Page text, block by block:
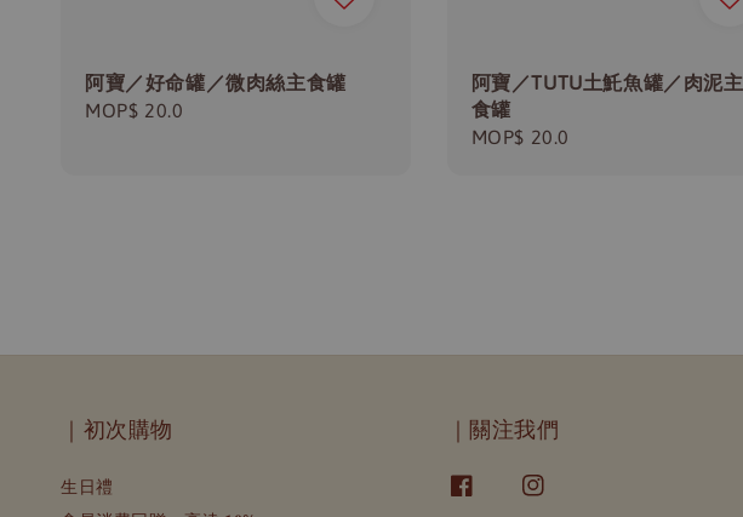
阿寶／好命罐／微肉絲主食罐
Regular
MOP$ 20.0
阿寶／TUTU土魠魚罐／肉泥主
食罐
Regular
MOP$ 20.0
｜初次購物
生日禮
｜關注我們